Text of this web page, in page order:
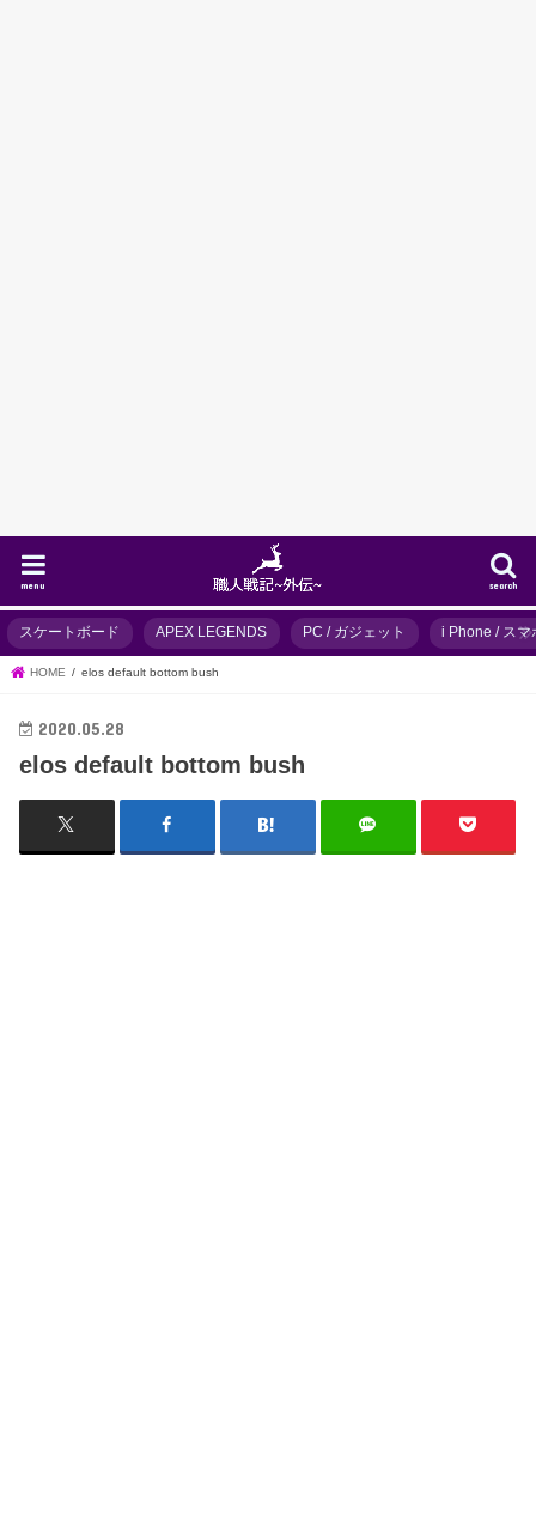
search
menu
スケートボード APEX LEGENDS PC / ガジェット i Phone / スマ
HOME elos default bottom bush
2020.05.28
elos default bottom bush